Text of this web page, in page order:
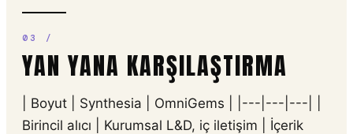
YAN YANA KARŞILAŞTIRMA
| Boyut | Synthesia | OmniGems | |---|---|---| |
Birincil alıcı | Kurumsal L&D, iç iletişim | İçerik